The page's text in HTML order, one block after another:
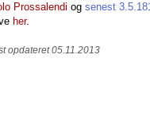
Prossalendi og senest
her.
opdateret 05.11.2013